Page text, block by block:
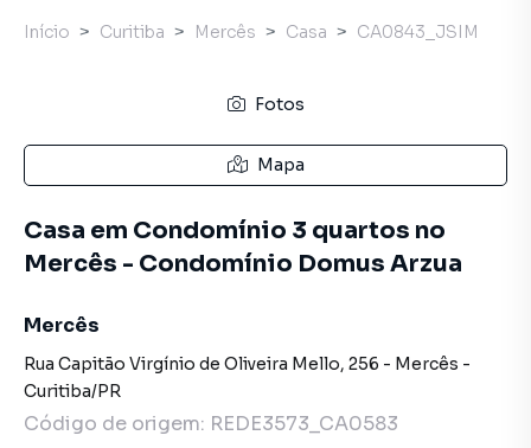
Início Curitiba Mercês Casa CA0843_JSIM
Fotos
Mapa
Casa em Condomínio 3 quartos no
Mercês - Condomínio Domus Arzua
Mercês
Rua Capitão Virgínio de Oliveira Mello, 256 - Mercês -
Curitiba/PR
Código de origem: REDE3573_CA0583